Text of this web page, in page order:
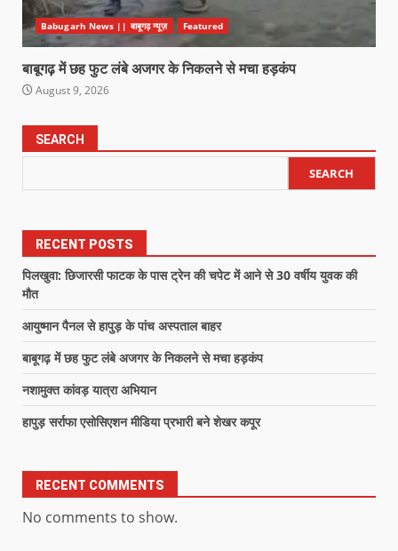
Babugarh News || बाबूगढ़ न्यूज़ Featured
बाबूगढ़ में छह फुट लंबे अजगर के निकलने से मचा हड़कंप
August 9, 2026
SEARCH
SEARCH
RECENT POSTS
पिलखुवा: छिजारसी फाटक के पास ट्रेन की चपेट में आने से 30 वर्षीय युवक की
मौत
आयुष्मान पैनल से हापुड़ के पांच अस्पताल बाहर
बाबूगढ़ में छह फुट लंबे अजगर के निकलने से मचा हड़कंप
नशामुक्त कांवड़ यात्रा अभियान
हापुड़ सर्राफा एसोसिएशन मीडिया प्रभारी बने शेखर कपूर
RECENT COMMENTS
No comments to show.